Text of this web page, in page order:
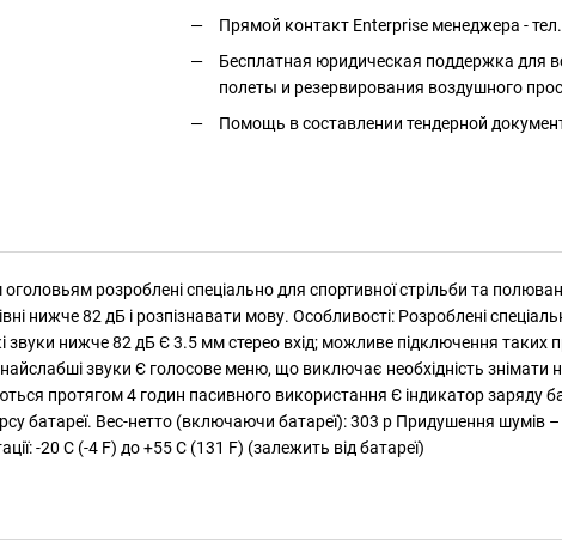
Прямой контакт Enterprise менеджера - тел.
Бесплатная юридическая поддержка для
полеты и резервирования воздушного
Помощь в составлении тендерной
розроблені спеціально для спортивної стрільби та
нижче 82 дБ і розпізнавати мову. Особливості: Розроблені
нижче 82 дБ Є 3.5 мм стерео вхід; можливе підключення таких
звуки Є голосове меню, що виключає необхідність
протягом 4 годин пасивного використання Є індикатор заряду
батареї. Вес-нетто (включаючи батареї): 303 р Придушення
-20 C (-4 F) до +55 C (131 F) (залежить від батареї)